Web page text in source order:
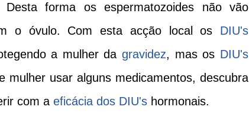
Desta forma os espermatozoides não vão
o óvulo. Com esta acção local os DIU's
a mulher dagravidez, mas os DIU's
mulher usar alguns medicamentos, descubra
com a eficácia dos DIU's hormonais.